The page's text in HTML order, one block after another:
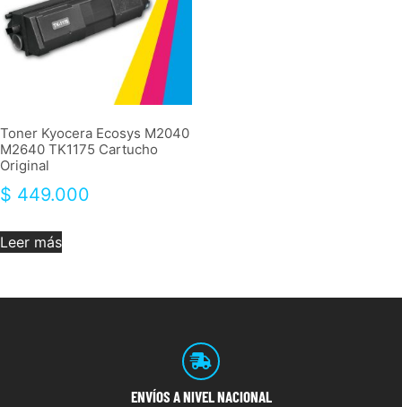
Toner Kyocera Ecosys M2040
M2640 TK1175 Cartucho
Original
$ 449.000
Leer más
ENVÍOS A NIVEL NACIONAL